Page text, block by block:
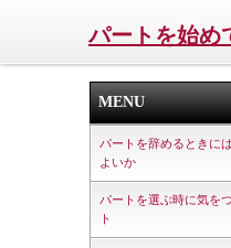
パートを始め
MENU
パートを辞めるときに
よいか
パートを選ぶ時に気を
ト